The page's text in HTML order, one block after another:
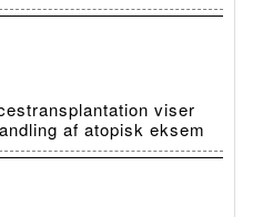
viser
af atopisk eksem